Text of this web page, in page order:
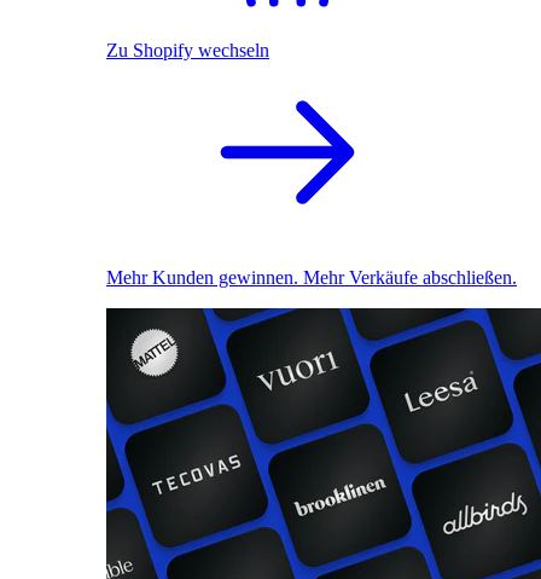
Zu Shopify wechseln
Mehr Kunden gewinnen. Mehr Verkäufe abschließen.